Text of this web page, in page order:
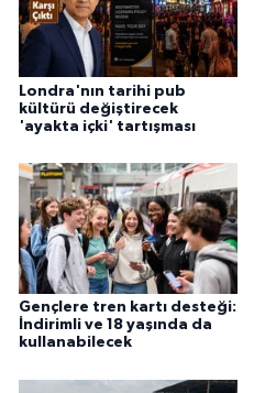
Londra'nın tarihi pub
kültürü değiştirecek
'ayakta içki' tartışması
Gençlere tren kartı desteği:
İndirimli ve 18 yaşında da
kullanabilecek